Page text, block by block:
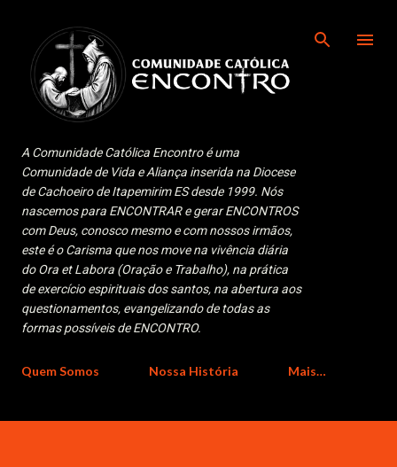
A Comunidade Católica Encontro é uma
Comunidade de Vida e Aliança inserida na Diocese
de Cachoeiro de Itapemirim ES desde 1999. Nós
nascemos para ENCONTRAR e gerar ENCONTROS
com Deus, conosco mesmo e com nossos irmãos,
este é o Carisma que nos move na vivência diária
do Ora et Labora (Oração e Trabalho), na prática
de exercício espirituais dos santos, na abertura aos
questionamentos, evangelizando de todas as
formas possíveis de ENCONTRO.
Quem Somos Nossa História Mais…